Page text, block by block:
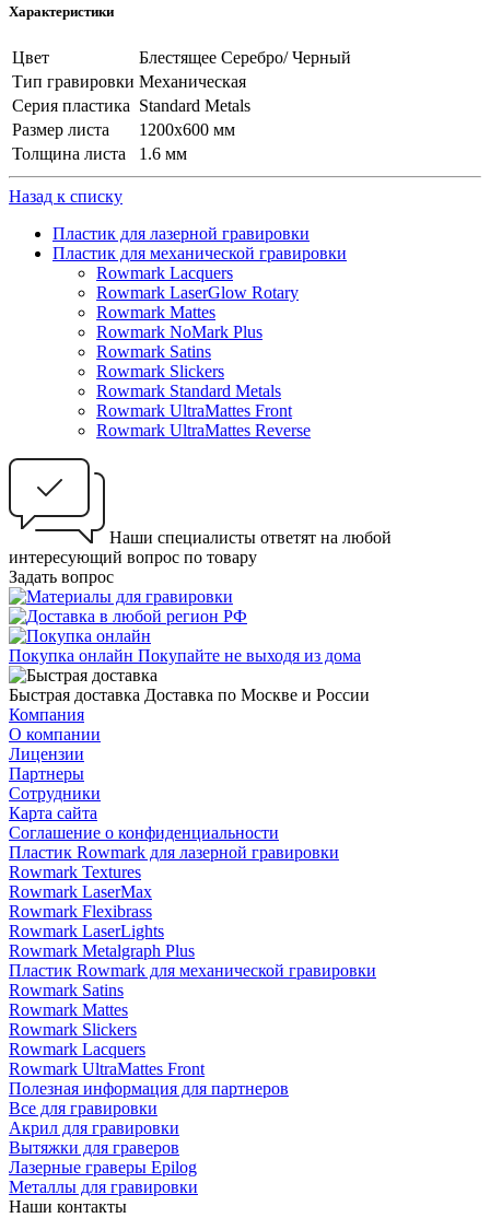
Характеристики
Цвет
Блестящее Серебро/ Черный
Тип гравировки Механическая
Серия пластика Standard Metals
Размер листа
1200х600 мм
Толщина листа
1.6 мм
Назад к списку
Пластик для лазерной гравировки
Пластик для механической гравировки
Rowmark Lacquers
Rowmark LaserGlow Rotary
Rowmark Mattes
Rowmark NoMark Plus
Rowmark Satins
Rowmark Slickers
Rowmark Standard Metals
Rowmark UltraMattes Front
Rowmark UltraMattes Reverse
Наши специалисты ответят на любой
интересующий вопрос по товару
Задать вопрос
Покупка онлайн Покупайте не выходя из дома
Быстрая доставка Доставка по Москве и России
Компания
О компании
Лицензии
Партнеры
Сотрудники
Карта сайта
Соглашение о конфиденциальности
Пластик Rowmark для лазерной гравировки
Rowmark Textures
Rowmark LaserMax
Rowmark Flexibrass
Rowmark LaserLights
Rowmark Metalgraph Plus
Пластик Rowmark для механической гравировки
Rowmark Satins
Rowmark Mattes
Rowmark Slickers
Rowmark Lacquers
Rowmark UltraMattes Front
Полезная информация для партнеров
Все для гравировки
Акрил для гравировки
Вытяжки для граверов
Лазерные граверы Epilog
Металлы для гравировки
Наши контакты